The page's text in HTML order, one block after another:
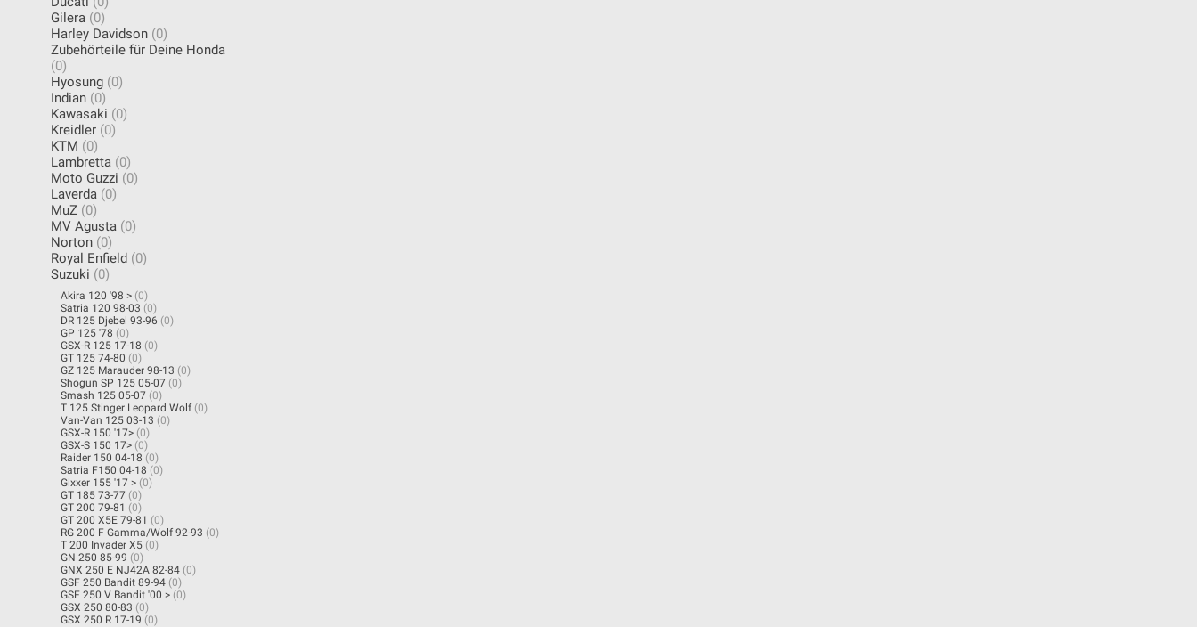
Gilera (0)
Harley Davidson (0)
Zubehörteile für Deine Honda
(0)
Hyosung (0)
Indian (0)
Kawasaki (0)
Kreidler (0)
KTM (0)
Lambretta (0)
Moto Guzzi (0)
Laverda (0)
MuZ (0)
MV Agusta (0)
Norton (0)
Royal Enfield (0)
Suzuki (0)
Akira 120 '98 > (0)
Satria 120 98-03 (0)
DR 125 Djebel 93-96 (0)
GP 125 '78 (0)
GSX-R 125 17-18 (0)
GT 125 74-80 (0)
GZ 125 Marauder 98-13 (0)
Shogun SP 125 05-07 (0)
Smash 125 05-07 (0)
T 125 Stinger Leopard Wolf (0)
Van-Van 125 03-13 (0)
GSX-R 150 '17> (0)
GSX-S 150 17> (0)
Raider 150 04-18 (0)
Satria F150 04-18 (0)
Gixxer 155 '17 > (0)
GT 185 73-77 (0)
GT 200 79-81 (0)
GT 200 X5E 79-81 (0)
RG 200 F Gamma/Wolf 92-93 (0)
T 200 Invader X5 (0)
GN 250 85-99 (0)
GNX 250 E NJ42A 82-84 (0)
GSF 250 Bandit 89-94 (0)
GSF 250 V Bandit '00 > (0)
GSX 250 80-83 (0)
GSX 250 R 17-19 (0)